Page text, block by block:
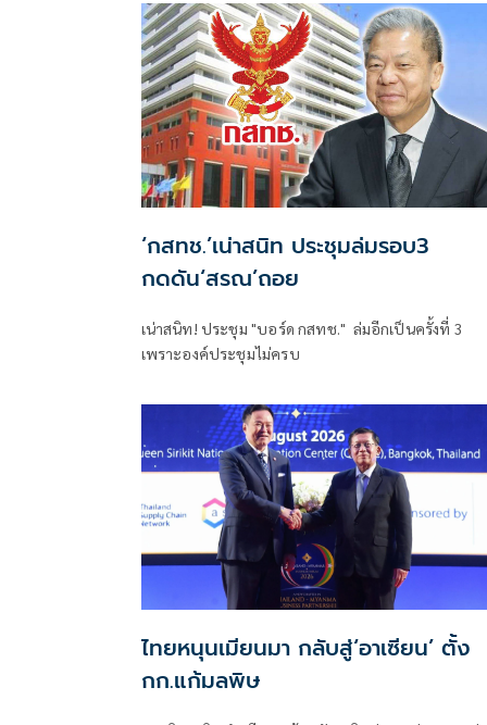
‘กสทช.’เน่าสนิท ประชุมล่มรอบ3
กดดัน‘สรณ’ถอย
เน่าสนิท! ประชุม "บอร์ด กสทช." ล่มอีกเป็นครั้งที่ 3
เพราะองค์ประชุมไม่ครบ
ไทยหนุนเมียนมา กลับสู่‘อาเซียน’ ตั้ง
กก.แก้มลพิษ